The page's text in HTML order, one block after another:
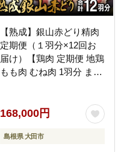
【熟成】銀山赤どり精肉
定期便（１羽分×12回お
届け）【鶏肉 定期便 地鶏
もも肉 むね肉 1羽分 まる
どり 熟成 冷凍 真空パッ
ク 国産 島根県 大田市】
168,000円
島根県 大田市